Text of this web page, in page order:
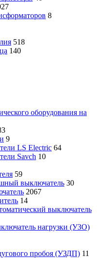
8
518
140
оборудования на
9
LS Electric 64
Savch 10
59
выключатель 30
2067
14
выключатель
нагрузки (УЗО)
пробоя (УЗДП) 11